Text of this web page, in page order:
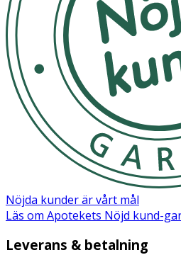
Nöjda kunder är vårt mål
Läs om Apotekets Nöjd kund-
Leverans & betalning